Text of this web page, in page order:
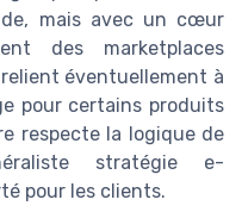
mais avec un cœur
des marketplaces
éventuellement à
pour certains produits
respecte la logique de
stratégie e-
pour les clients.